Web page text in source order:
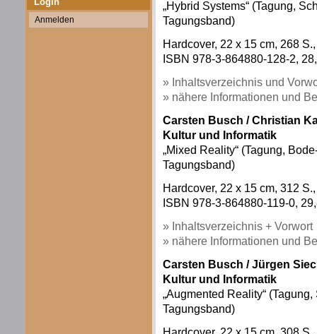
Anmelden
„Hybrid Systems“ (Tagung,
Tagungsband)
Hardcover, 22 x 15 cm, 268
ISBN 978-3-864880-128-2,
» Inhaltsverzeichnis und
» nähere Informationen und
Carsten Busch / Christian
Kultur und Informatik
„Mixed Reality“ (Tagung,
Tagungsband)
Hardcover, 22 x 15 cm, 312
ISBN 978-3-864880-119-0,
» Inhaltsverzeichnis + Vorwort
» nähere Informationen und
Carsten Busch /Jürgen
Kultur und Informatik
„Augmented Reality“
Tagungsband)